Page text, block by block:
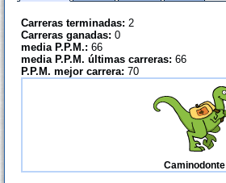
Carreras terminadas: 2
Carreras ganadas: 0
media P.P.M.: 66
media P.P.M. últimas carreras: 66
P.P.M. mejor carrera: 70
Caminodonte